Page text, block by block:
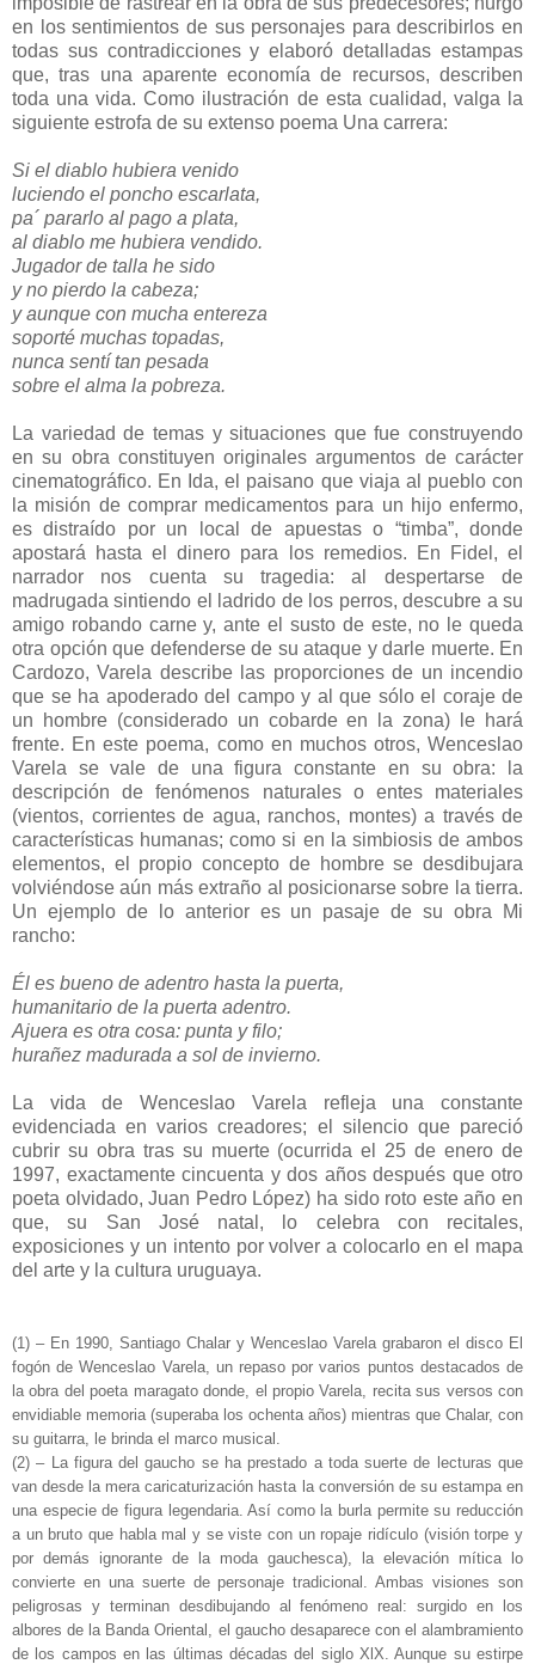
en los sentimientos de sus personajes para describirlos en
todas sus contradicciones y elaboró detalladas estampas
que, tras una aparente economía de recursos, describen
toda una vida. Como ilustración de esta cualidad, valga la
siguiente estrofa de su extenso poema Una carrera:
Si el diablo hubiera venido
luciendo el poncho escarlata,
pa´ pararlo al pago a plata,
al diablo me hubiera vendido.
Jugador de talla he sido
y no pierdo la cabeza;
y aunque con mucha entereza
soporté muchas topadas,
nunca sentí tan pesada
sobre el alma la pobreza.
La variedad de temas y situaciones que fue construyendo
en su obra constituyen originales argumentos de carácter
cinematográfico. En Ida, el paisano que viaja al pueblo con
la misión de comprar medicamentos para un hijo enfermo,
es distraído por un local de apuestas o “timba”, donde
apostará hasta el dinero para los remedios. En Fidel, el
narrador nos cuenta su tragedia: al despertarse de
madrugada sintiendo el ladrido de los perros, descubre a su
amigo robando carne y, ante el susto de este, no le queda
otra opción que defenderse de su ataque y darle muerte. En
Cardozo, Varela describe las proporciones de un incendio
que se ha apoderado del campo y al que sólo el coraje de
un hombre (considerado un cobarde en la zona) le hará
frente. En este poema, como en muchos otros, Wenceslao
Varela se vale de una figura constante en su obra: la
descripción de fenómenos naturales o entes materiales
(vientos, corrientes de agua, ranchos, montes) a través de
características humanas; como si en la simbiosis de ambos
elementos, el propio concepto de hombre se desdibujara
volviéndose aún más extraño al posicionarse sobre la tierra.
Un ejemplo de lo anterior es un pasaje de su obra Mi
rancho:
Él es bueno de adentro hasta la puerta,
humanitario de la puerta adentro.
Ajuera es otra cosa: punta y filo;
hurañez madurada a sol de invierno.
La vida de Wenceslao Varela refleja una constante
evidenciada en varios creadores; el silencio que pareció
cubrir su obra tras su muerte (ocurrida el 25 de enero de
1997, exactamente cincuenta y dos años después que otro
poeta olvidado, Juan Pedro López) ha sido roto este año en
que, su San José natal, lo celebra con recitales,
exposiciones y un intento por volver a colocarlo en el mapa
del arte y la cultura uruguaya.
(1) – En 1990, Santiago Chalar y Wenceslao Varela grabaron el disco El
fogón de Wenceslao Varela, un repaso por varios puntos destacados de
la obra del poeta maragato donde, el propio Varela, recita sus versos con
envidiable memoria (superaba los ochenta años) mientras que Chalar, con
su guitarra, le brinda el marco musical.
(2) – La figura del gaucho se ha prestado a toda suerte de lecturas que
van desde la mera caricaturización hasta la conversión de su estampa en
una especie de figura legendaria. Así como la burla permite su reducción
a un bruto que habla mal y se viste con un ropaje ridículo (visión torpe y
por demás ignorante de la moda gauchesca), la elevación mítica lo
convierte en una suerte de personaje tradicional. Ambas visiones son
peligrosas y terminan desdibujando al fenómeno real: surgido en los
albores de la Banda Oriental, el gaucho desaparece con el alambramiento
de los campos en las últimas décadas del siglo XlX. Aunque su estirpe